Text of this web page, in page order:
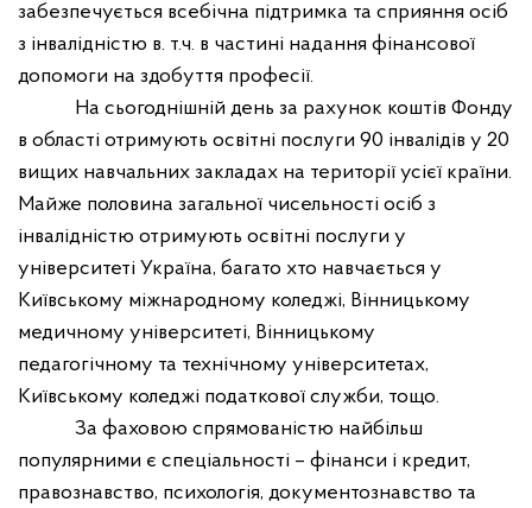
забезпечується всебічна підтримка та сприяння осіб
з інвалідністю в. т.ч. в частині надання фінансової
допомоги на здобуття професії.
На сьогоднішній день за рахунок коштів Фонду
в області отримують освітні послуги 90 інвалідів у 20
вищих навчальних закладах на території усієї країни.
Майже половина загальної чисельності осіб з
інвалідністю отримують освітні послуги у
університеті Україна, багато хто навчається у
Київському міжнародному коледжі, Вінницькому
медичному університеті, Вінницькому
педагогічному та технічному університетах,
Київському коледжі податкової служби, тощо.
За фаховою спрямованістю найбільш
популярними є спеціальності – фінанси і кредит,
правознавство, психологія, документознавство та